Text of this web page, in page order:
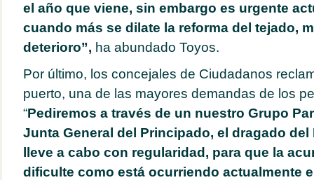
el año que viene, sin embargo es urgente
cuando más se dilate la reforma del tejado,
deterioro”, ha abundado Toyos.
Por último, los concejales de Ciudadanos
puerto, una de las mayores demandas de los
“Pediremos a través de un nuestro Grupo
Junta General del Principado, el dragado del
lleve a cabo con regularidad, para que la
dificulte como está ocurriendo actualmente